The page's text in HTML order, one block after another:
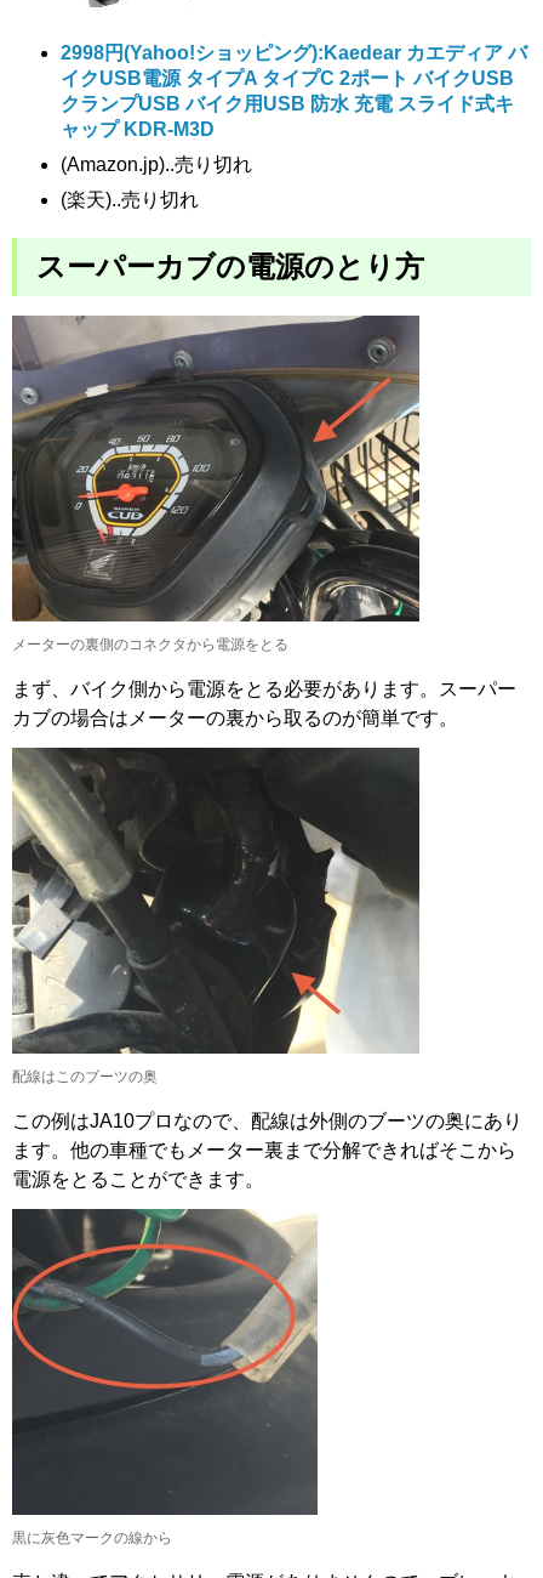
2998円(Yahoo!ショッピング):Kaedear カエディア バ
イクUSB電源 タイプA タイプC 2ポート バイクUSB
クランプUSB バイク用USB 防水 充電 スライド式キ
ャップ KDR-M3D
(Amazon.jp)..売り切れ
(楽天)..売り切れ
スーパーカブの電源のとり方
メーターの裏側のコネクタから電源をとる
まず、バイク側から電源をとる必要があります。スーパー
カブの場合はメーターの裏から取るのが簡単です。
配線はこのブーツの奥
この例はJA10プロなので、配線は外側のブーツの奥にあり
ます。他の車種でもメーター裏まで分解できればそこから
電源をとることができます。
黒に灰色マークの線から